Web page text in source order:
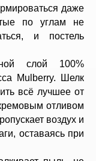
даже
по углам не
и постель
слой 100%
Mulberry. Шелк
всё лучшее от
отливом
воздух и
оставаясь при